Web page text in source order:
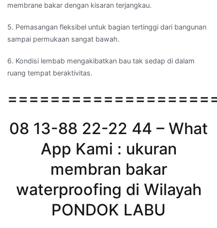
membrane bakar dengan kisaran terjangkau.
5. Pemasangan fleksibel untuk bagian tertinggi dari bangunan
sampai permukaan sangat bawah.
6. Kondisi lembab mengakibatkan bau tak sedap di dalam
ruang tempat beraktivitas.
08 13-88 22-22 44 – What
App Kami : ukuran
membran bakar
waterproofing di Wilayah
PONDOK LABU